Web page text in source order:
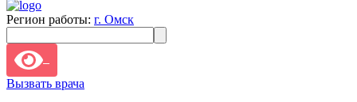
Регион работы: г. Омск
Вызвать врача